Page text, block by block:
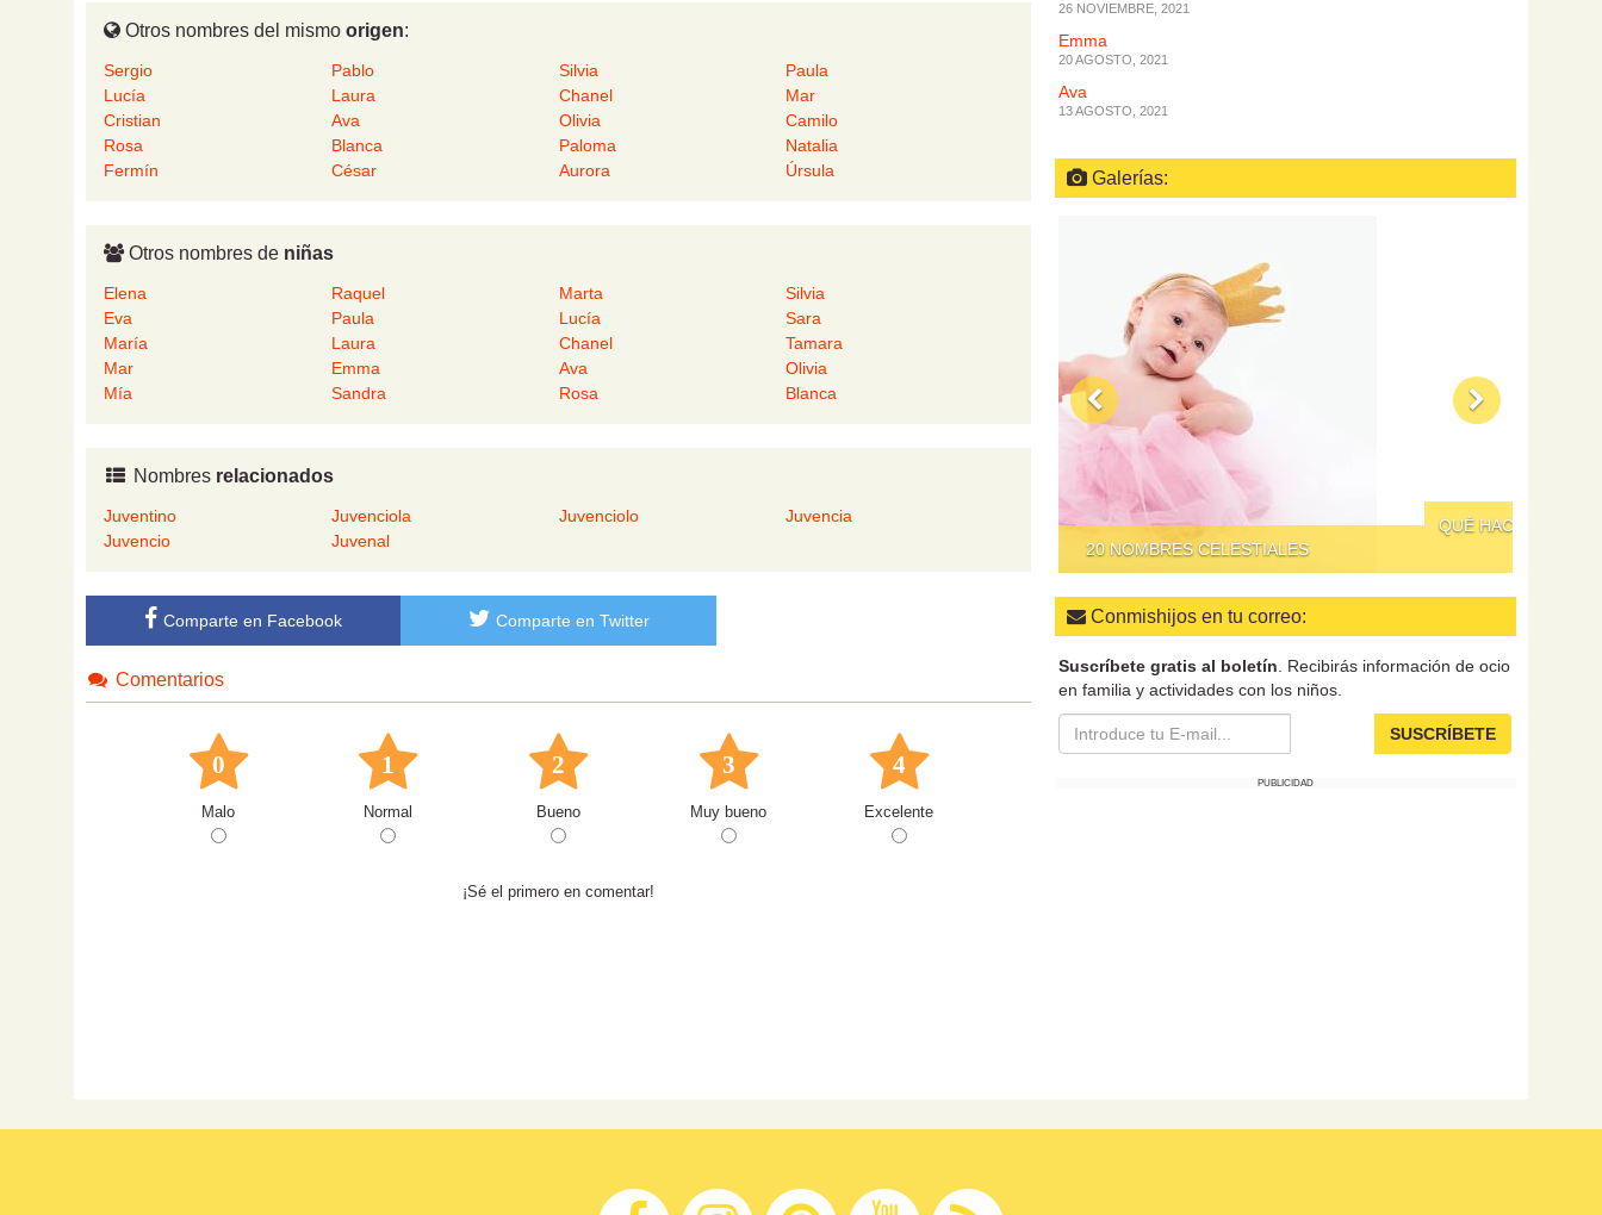
Otros nombres del mismo origen:
Sergio Pablo Silvia
Paula
Lucía
Laura Chanel
Mar
Cristian
Ava Olivia
Camilo
Rosa
Blanca Paloma
Natalia
Fermín
César Aurora Úrsula
Otros nombres de niñas
Elena Raquel Marta
Silvia
Eva
Paula Lucía
Sara
María
Laura Chanel
Tamara
Mar
Emma Ava
Olivia
Mía
Sandra Rosa Blanca
Nombres relacionados
Juventino Juvenciola Juvenciolo
Juvencia
Juvencio
Juvenal
Comparte en Facebook Comparte en Twitter
Comentarios
0
Malo
1
Normal
2
Bueno
3
Muy bueno
4
Excelente
¡Sé el primero en comentar!
26 NOVIEMBRE, 2021
Emma
20 AGOSTO, 2021
Ava
13 AGOSTO, 2021
Galerías:
QUÉ HACER PARA QUE DAR DE COMER A LOS NIÑOS
NO SEA UN SUPLICIO
Conmishijos en tu correo:
Suscríbete gratis al boletín . Recibirás información de ocio
en familia y actividades con los niños.
SUSCRÍBETE
PUBLICIDAD